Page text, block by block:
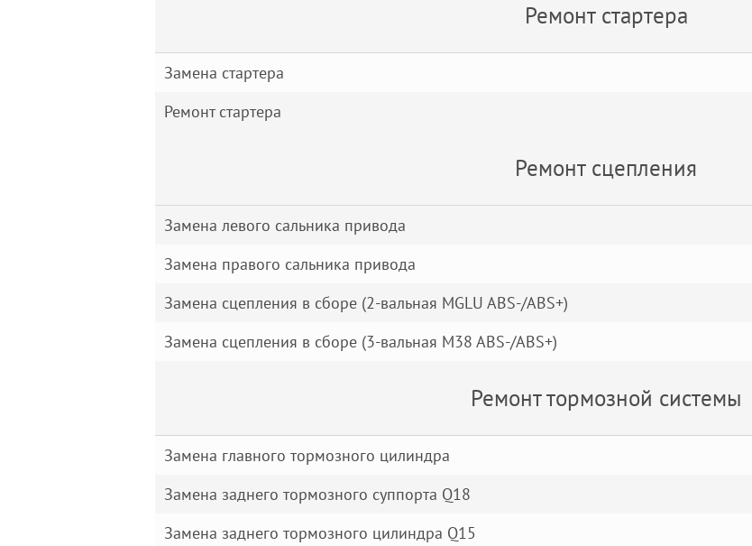
Ремонт стартера
Замена стартера
Ремонт стартера
Ремонт сцепления
Замена левого сальника привода
Замена правого сальника привода
Замена сцепления в сборе (2-вальная MGLU ABS-/ABS+)
Замена сцепления в сборе (3-вальная M38 ABS-/ABS+)
Ремонт тормозной системы
Замена главного тормозного цилиндра
Замена заднего тормозного суппорта Q18
Замена заднего тормозного цилиндра Q15